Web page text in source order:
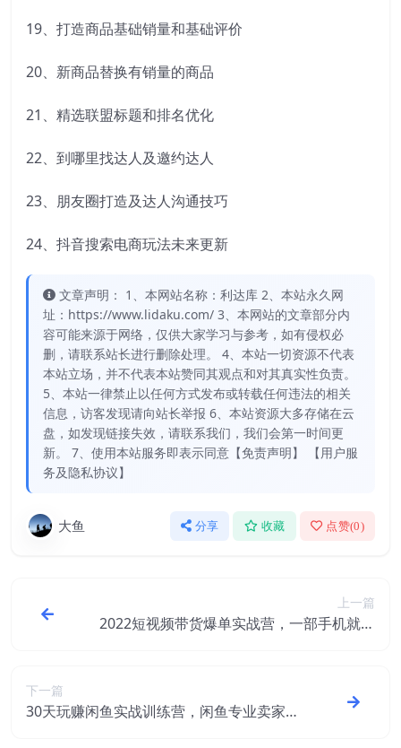
19、打造商品基础销量和基础评价
20、新商品替换有销量的商品
21、精选联盟标题和排名优化
22、到哪里找达人及邀约达人
23、朋友圈打造及达人沟通技巧
24、抖音搜索电商玩法未来更新
文章声明： 1、本网站名称：利达库 2、本站永久网
址：https://www.lidaku.com/ 3、本网站的文章部分内
容可能来源于网络，仅供大家学习与参考，如有侵权必
删，请联系站长进行删除处理。 4、本站一切资源不代表
本站立场，并不代表本站赞同其观点和对其真实性负责。
5、本站一律禁止以任何方式发布或转载任何违法的相关
信息，访客发现请向站长举报 6、本站资源大多存储在云
盘，如发现链接失效，请联系我们，我们会第一时间更
新。 7、使用本站服务即表示同意【免责声明】 【用户服
务及隐私协议】
大鱼 分享 收藏 点赞(0)
上一篇
2022短视频带货爆单实战营，一部手机就能
下一篇
30天玩赚闲鱼实战训练营，闲鱼专业卖家教